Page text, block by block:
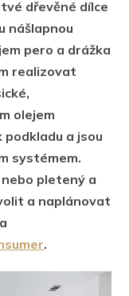
dřevěné dílce
nášlapnou
pero a drážka
realizovat
olejem
podkladu a jsou
systémem.
pletený a
a naplánovat
.